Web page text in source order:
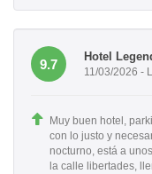
9.7
Hotel
11/03/2026 -
Muy buen hotel,
con lo justo y
nocturno, está a
la calle libertades,